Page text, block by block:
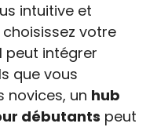
intuitive et
votre
peut intégrer
que vous
novices, un hub
débutants peut